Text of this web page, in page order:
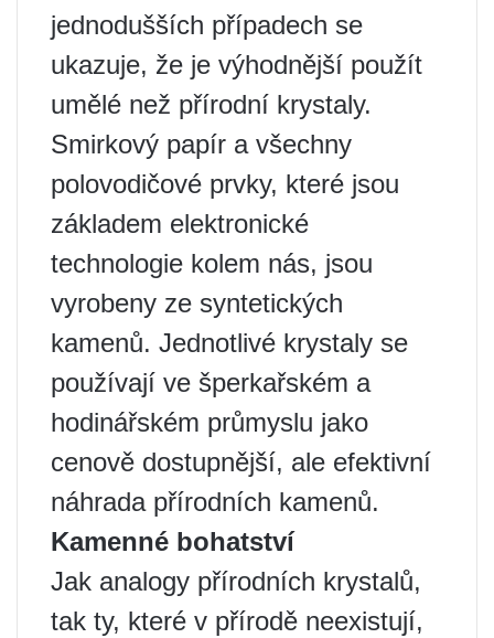
jednodušších případech se
ukazuje, že je výhodnější použít
umělé než přírodní krystaly.
Smirkový papír a všechny
polovodičové prvky, které jsou
základem elektronické
technologie kolem nás, jsou
vyrobeny ze syntetických
kamenů. Jednotlivé krystaly se
používají ve šperkařském a
hodinářském průmyslu jako
cenově dostupnější, ale efektivní
náhrada přírodních kamenů.
Kamenné bohatství
Jak analogy přírodních krystalů,
tak ty, které v přírodě neexistují,